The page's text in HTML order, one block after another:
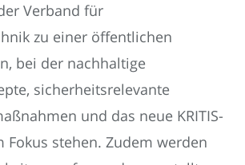
Verband für
zu einer öffentlichen
bei der nachhaltige
sicherheitsrelevante
und das neue KRITIS-
Fokus stehen. Zudem werden